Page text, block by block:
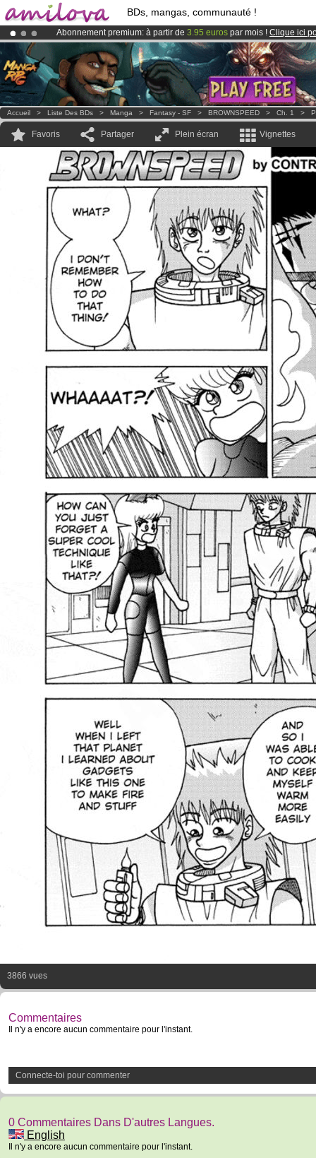
BDs, mangas, communauté !
Abonnement premium: à partir de 3.95 euros par mois ! Clique ici
Déjà 100000membreset 1000BDs & Mangas!
LeKickstarter Amilova est désormais lancé
Accueil > Liste Des BDs > Manga > Fantasy - SF > BROWNSPEED > Ch. 1 >
Favoris Partager Plein écran Vignettes
3866 vues
Commentaires
Il n'y a encore aucun commentaire pour l'instant.
Connecte-toi pour commenter
0 Commentaires Dans D'autres Langues.
English
Il n'y a encore aucun commentaire pour l'instant.